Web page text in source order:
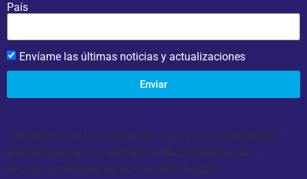
País
Envíame las últimas noticias y actualizaciones
Enviar
.elementor-section.elementor-top-section.elementor-
element.elementor-element-ed8c249.elementor-
section-boxed.elementor-section-height-